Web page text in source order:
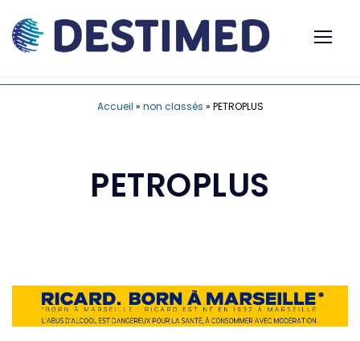
Accueil » non classés » PETROPLUS
PETROPLUS